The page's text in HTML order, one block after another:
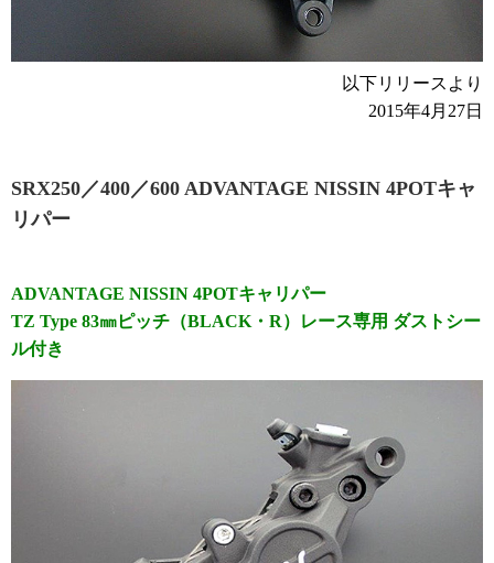
以下リリースより
2015年4月27日
SRX250／400／600 ADVANTAGE NISSIN 4POTキャ
リパー
ADVANTAGE NISSIN 4POTキャリパー
TZ Type 83㎜ピッチ（BLACK・R）レース専用 ダストシー
ル付き